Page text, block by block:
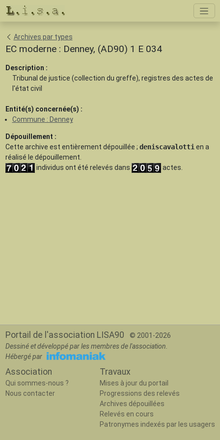
Archives par types
EC moderne : Denney, (AD90) 1 E 034
Description :
Tribunal de justice (collection du greffe), registres des actes de
l'état civil
Entité(s) concernée(s) :
Commune : Denney
Dépouillement :
Cette archive est entièrement dépouillée ; deniscavalotti en a
réalisé le dépouillement.
individus ont été relevés dans
actes.
Portail de l'association LISA90
© 2001-2026
Dessiné et développé par les membres de l'association.
Hébergé par
Association
Qui sommes-nous ?
Nous contacter
Travaux
Mises à jour du portail
Progressions des relevés
Archives dépouillées
Relevés en cours
Patronymes indexés par les usagers